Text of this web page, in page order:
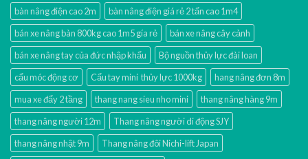
bàn nâng điện cao 2m
bàn nâng điện giá rẻ 2 tấn cao 1m4
bán xe nâng bàn 800kg cao 1m5 gía rẻ
bán xe nâng cây cảnh
bán xe nâng tay của đức nhập khẩu
Bộ nguồn thủy lực đài loan
cẩu móc động cơ
Cẩu tay mini thủy lực 1000kg
hang nâng đơn 8m
mua xe đẩy 2 tầng
thang nang sieu nho mini
thang nâng hàng 9m
thang nâng người 12m
Thang nâng người di động SJY
thang nâng nhật 9m
Thang nâng đôi Nichi-lift Japan